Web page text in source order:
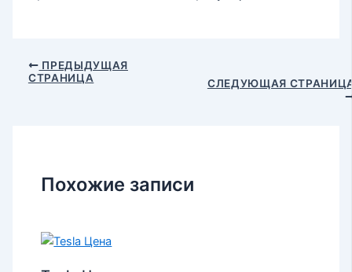
ПРЕДЫДУЩАЯ
СТРАНИЦА
СЛЕДУЮЩАЯ
Похожие записи